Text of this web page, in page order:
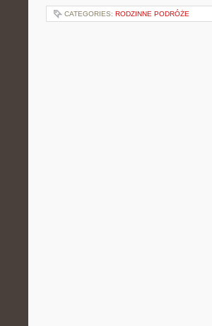
CATEGORIES: RODZINNE PODRÓŻE